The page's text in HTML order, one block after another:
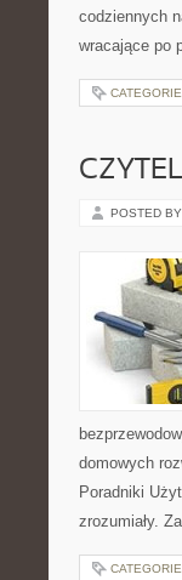
codziennych
wracające po
POSTED
domowych
Poradniki
zrozumiały.